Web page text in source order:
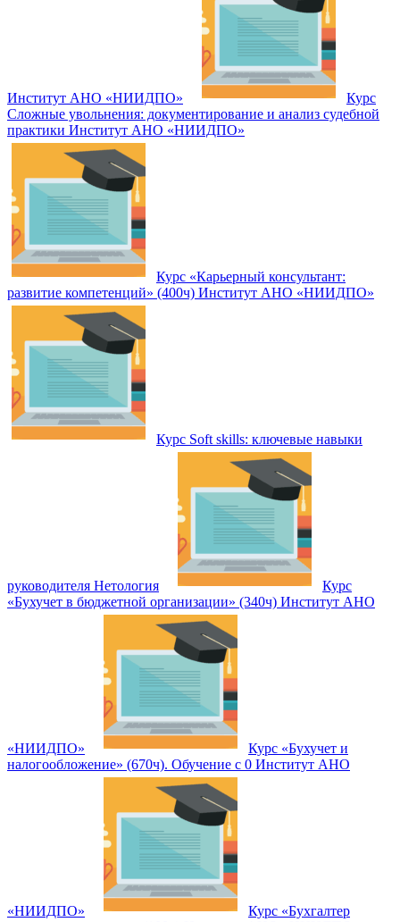
Институт АНО «НИИДПО»
Курс
Сложные увольнения: документирование и анализ судебной
практики Институт АНО «НИИДПО»
Курс «Карьерный консультант:
развитие компетенций» (400ч) Институт АНО «НИИДПО»
Курс Soft skills: ключевые навыки
руководителя Нетология
Курс
«Бухучет в бюджетной организации» (340ч) Институт АНО
«НИИДПО»
Курс «Бухучет и
налогообложение» (670ч). Обучение с 0 Институт АНО
«НИИДПО»
Курс «Бухгалтер